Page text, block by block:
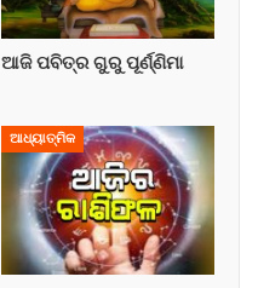
ଆଜି ପବିତ୍ର ଗୁରୁ ପୂର୍ଣ୍ଣିମା
ଆଧ୍ୟାତ୍ମିକ